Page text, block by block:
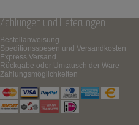
Zahlungen und Lieferungen
Bestellanweisung
Speditionsspesen und Versandkosten
Express Versand
Rückgabe oder Umtausch der Ware
Zahlungsmöglichkeiten